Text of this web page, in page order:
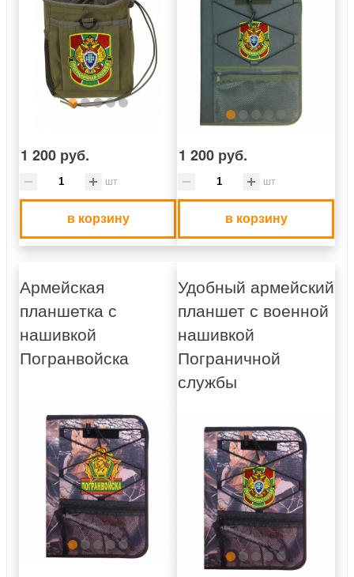
1 200 руб.
шт
в корзину
1 200 руб.
шт
в корзину
Армейская
планшетка с
нашивкой
Погранвойска
Удобный армейский
планшет с военной
нашивкой
Пограничной
службы